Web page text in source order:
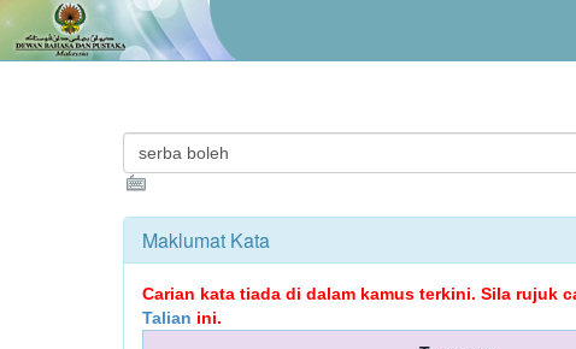
Maklumat Kata
Carian kata tiada di dalam kamus terkini. Sila rujuk
Talian ini.